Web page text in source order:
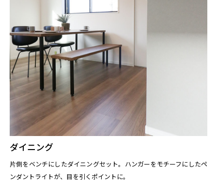
ダイニング
片側をベンチにしたダイニングセット。ハンガーをモチーフにしたペ
ンダントライトが、目を引くポイントに。